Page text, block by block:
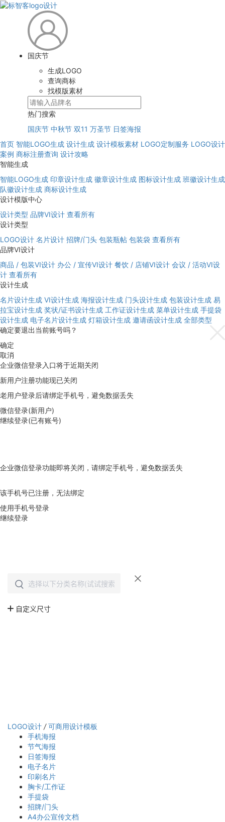
国庆节
生成LOGO
查询商标
找模版素材
热门搜索
国庆节 中秋节 双11 万圣节 日签海报
首页 智能LOGO生成 设计生成 设计模板素材 LOGO定制服务 LOGO设计
案例 商标注册查询 设计攻略
智能生成
智能LOGO生成 印章设计生成 徽章设计生成 图标设计生成 班徽设计生成
队徽设计生成 商标设计生成
设计模版中心
设计类型 品牌VI设计 查看所有
设计类型
LOGO设计 名片设计 招牌/门头 包装瓶帖 包装袋 查看所有
品牌VI设计
商品 / 包装VI设计 办公 / 宣传VI设计 餐饮 / 店铺VI设计 会议 / 活动VI设
计 查看所有
设计生成
名片设计生成 VI设计生成 海报设计生成 门头设计生成 包装设计生成 易
拉宝设计生成 奖状/证书设计生成 工作证设计生成 菜单设计生成 手提袋
设计生成 电子名片设计生成 灯箱设计生成 邀请函设计生成 全部类型
确定要退出当前账号吗？
确定
取消
企业微信登录入口将于近期关闭
新用户注册功能现已关闭
老用户登录后请绑定手机号，避免数据丢失
微信登录(新用户)
继续登录(已有账号)
企业微信登录功能即将关闭，请绑定手机号，避免数据丢失
该手机号已注册，无法绑定
使用手机号登录
继续登录
LOGO设计 / 可商用设计模板
手机海报
节气海报
日签海报
电子名片
印刷名片
胸卡/工作证
手提袋
招牌/门头
A4办公宣传文档